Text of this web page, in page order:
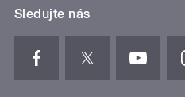
Sledujte nás